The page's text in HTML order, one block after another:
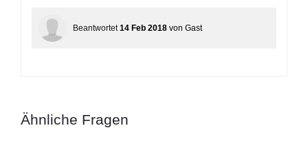
Beantwortet 14 Feb 2018 von Gast
Ähnliche Fragen